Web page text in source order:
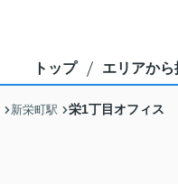
トップ エリアから
新栄町駅 栄1丁目オフィス